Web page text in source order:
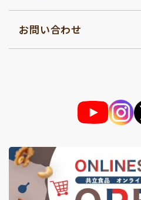
お問い合わせ